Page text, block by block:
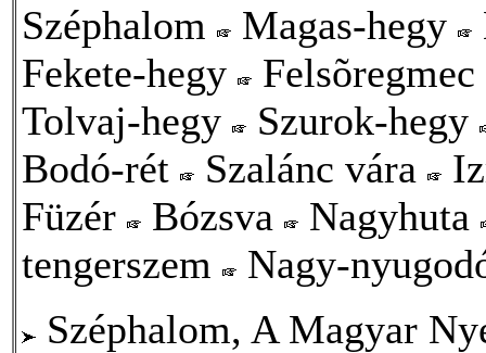
Széphalom Magas-hegy
Fekete-hegy
Felsõregmec
Tolvaj-hegy
Szurok-hegy
Bodó-rét
Szalánc vára
Füzér
Bózsva
Nagyhuta
tengerszem
Nagy-
Széphalom, A Magyar